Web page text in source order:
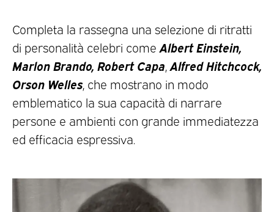
Completa la rassegna una selezione di ritratti
di personalità celebri come Albert Einstein,
Marlon Brando, Robert Capa Alfred Hitchcock,
Orson Welles, che mostrano in modo
emblematico la sua capacità di narrare
persone e ambienti con grande immediatezza
ed efficacia espressiva.